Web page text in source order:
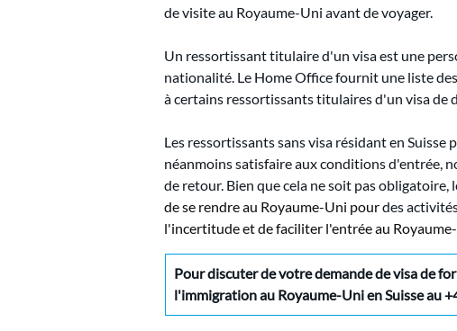
de visite au Royaume-Uni avant de voyager.
Un ressortissant titulaire d'un visa est une
nationalité. Le Home Office fournit une liste
à certains ressortissants titulaires d'un visa de
Les ressortissants sans visa résidant en
néanmoins satisfaire aux conditions d'entrée,
de retour. Bien que cela ne soit pas
de se rendre au Royaume-Uni pourdes
l'incertitude et de faciliter l'entrée au
Pour discuter de votre demande de visa de
l'immigration au Royaume-Uni en Suisse au